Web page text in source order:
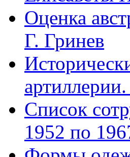
Оценка
Г. Гринев
Список
1952 по